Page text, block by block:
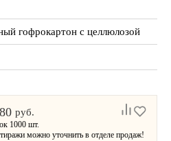
гофрокартон с целлюлозой
руб.
1000 шт.
можно уточнить в отделе продаж!